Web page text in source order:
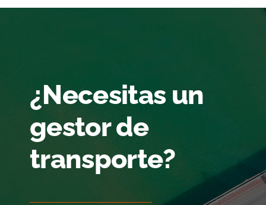
¿Necesitas un
gestor de
transporte?